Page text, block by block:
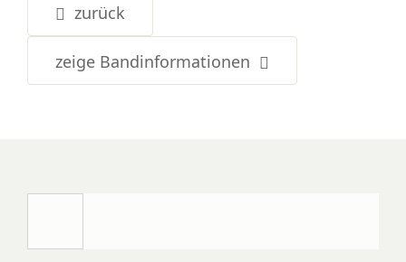
zurück
zeige Bandinformationen